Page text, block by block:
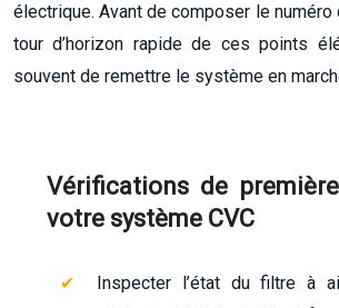
électrique. Avant de composer le numéro
tour d’horizon rapide de ces points
souvent de remettre le système en
Vérifications de
votre système CVC
Inspecter l’état du filtre à